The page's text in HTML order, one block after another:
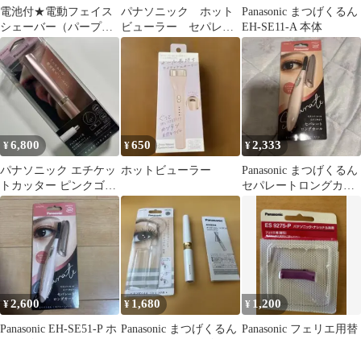
電池付★電動フェイス
シェーバー（パープ
ル）眉毛/まゆ毛/うぶ
毛/ムダ毛/鼻毛
パナソニック ホット
ビューラー セパレー
トロングカール EH-
Panasonic まつげくるん
EH-SE11-A 本体
¥6,800
パナソニック エチケッ
トカッター ピンクゴー
ルド ER-GN26-PN
¥650
ホットビューラー
¥2,333
Panasonic まつげくるん
セパレートロングカー
¥2,600
Panasonic EH-SE51-P ホ
¥ 1,680
Panasonic まつげくるん
¥ 1,200
Panasonic フェリエ用替